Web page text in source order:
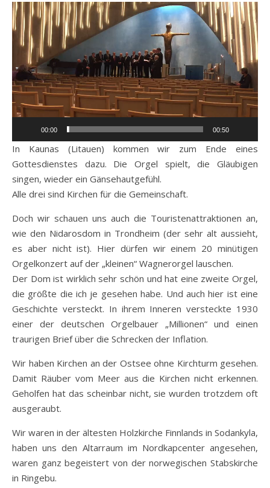
Video-
Player
00:00 00:50
In Kaunas (Litauen) kommen wir zum Ende eines
Gottesdienstes dazu. Die Orgel spielt, die Gläubigen
singen, wieder ein Gänsehautgefühl.
Alle drei sind Kirchen für die Gemeinschaft.
Doch wir schauen uns auch die Touristenattraktionen an,
wie den Nidarosdom in Trondheim (der sehr alt aussieht,
es aber nicht ist). Hier dürfen wir einem 20 minütigen
Orgelkonzert auf der „kleinen“ Wagnerorgel lauschen.
Der Dom ist wirklich sehr schön und hat eine zweite Orgel,
die größte die ich je gesehen habe. Und auch hier ist eine
Geschichte versteckt. In ihrem Inneren versteckte 1930
einer der deutschen Orgelbauer „Millionen“ und einen
traurigen Brief über die Schrecken der Inflation.
Wir haben Kirchen an der Ostsee ohne Kirchturm gesehen.
Damit Räuber vom Meer aus die Kirchen nicht erkennen.
Geholfen hat das scheinbar nicht, sie wurden trotzdem oft
ausgeraubt.
Wir waren in der ältesten Holzkirche Finnlands in Sodankyla,
haben uns den Altarraum im Nordkapcenter angesehen,
waren ganz begeistert von der norwegischen Stabskirche
in Ringebu.